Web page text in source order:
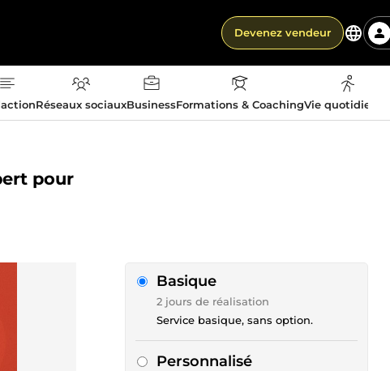
Devenez vendeur
Réseaux sociauxBusinessFormations & CoachingVie
pour
Basique
2 jours de réalisation
Service basique, sans option.
Personnalisé